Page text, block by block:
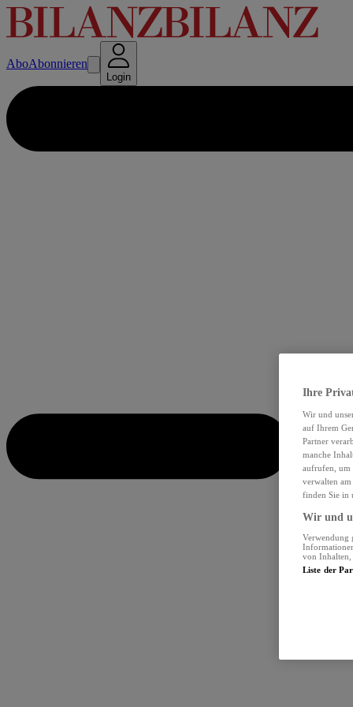
AboAbonnieren
Login
Ihre
Wir und
auf Ihrem
Partner
manche
aufrufen, um
verwalten
finden Sie in
Wir und
Verwendung
von Inhalten,
Liste der